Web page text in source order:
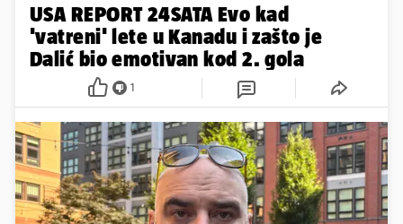
USA REPORT 24SATA Evo kad
'vatreni' lete u Kanadu i zašto je
Dalić bio emotivan kod 2. gola
1